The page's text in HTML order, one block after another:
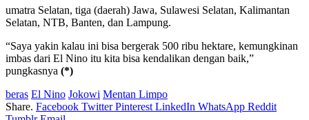
umatra Selatan, tiga (daerah) Jawa, Sulawesi Selatan, Kalimantan
Selatan, NTB, Banten, dan Lampung.
“Saya yakin kalau ini bisa bergerak 500 ribu hektare, kemungkinan
imbas dari El Nino itu kita bisa kendalikan dengan baik,”
pungkasnya (*)
beras El Nino Jokowi Mentan Limpo
Share. Facebook Twitter Pinterest LinkedIn WhatsApp Reddit